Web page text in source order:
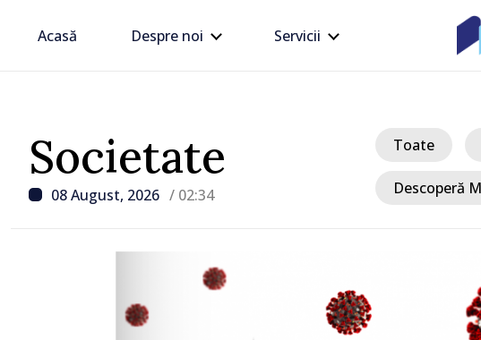
Acasă Despre noi Servicii
Societate
08 August, 2026 / 02:34
Toate
Descoperă
/ Acum 5 ore